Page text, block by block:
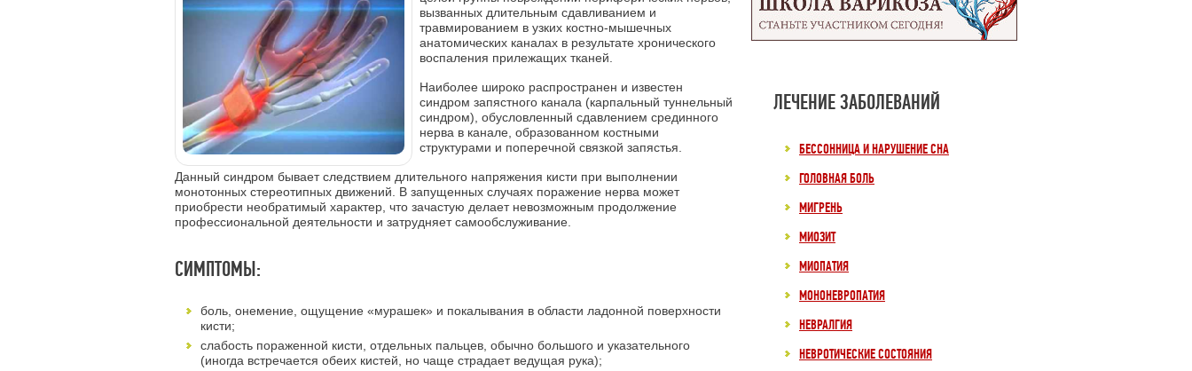
вызванных длительным сдавливанием и
травмированием в узких костно-мышечных
анатомических каналах в результате хронического
воспаления прилежащих тканей.
Наиболее широко распространен и известен
синдром запястного канала (карпальный туннельный
синдром), обусловленный сдавлением срединного
нерва в канале, образованном костными
структурами и поперечной связкой запястья.
Данный синдром бывает следствием длительного напряжения кисти при выполнении
монотонных стереотипных движений. В запущенных случаях поражение нерва может
приобрести необратимый характер, что зачастую делает невозможным продолжение
профессиональной деятельности и затрудняет самообслуживание.
СИМПТОМЫ:
боль, онемение, ощущение «мурашек» и покалывания в области ладонной поверхности
кисти;
слабость пораженной кисти, отдельных пальцев, обычно большого и указательного
(иногда встречается обеих кистей, но чаще страдает ведущая рука);
ЛЕЧЕНИЕ ЗАБОЛЕВАНИЙ
БЕССОННИЦА И НАРУШЕНИЕ СНА
ГОЛОВНАЯ БОЛЬ
МИГРЕНЬ
МИОЗИТ
МИОПАТИЯ
МОНОНЕВРОПАТИЯ
НЕВРАЛГИЯ
НЕВРОТИЧЕСКИЕ СОСТОЯНИЯ